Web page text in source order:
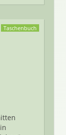
Taschenbuch